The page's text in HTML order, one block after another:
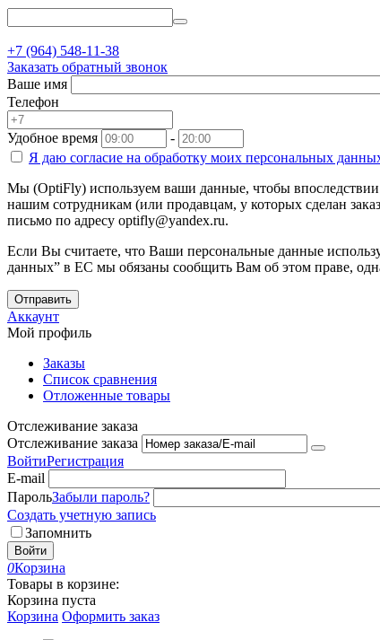
+7 (964) 548-11-38
Заказать обратный звонок
Ваше имя
Телефон
Удобное время
-
Я даю согласие на обработку моих персональных
Мы (OptiFly) используем ваши данные, чтобы впоследствии
нашим сотрудникам (или продавцам, у которых сделан
письмо по адресу optifly@yandex.ru.
Если Вы считаете, что Ваши персональные данные
данных” в ЕС мы обязаны сообщить Вам об этом праве,
Отправить
Аккаунт
Мой профиль
Заказы
Список сравнения
Отложенные товары
Отслеживание заказа
Отслеживание заказа
ВойтиРегистрация
E-mail
ПарольЗабыли пароль?
Создать учетную запись
Запомнить
Войти
0Корзина
Товары в корзине:
Корзина пуста
Корзина Оформить заказ